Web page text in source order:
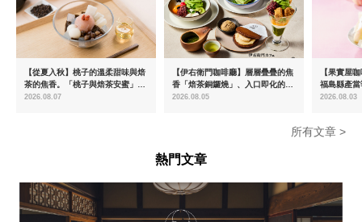
【從夏入秋】桃子的溫柔甜味與焙
茶的焦香。「桃子與焙茶安蜜」將
於8月中旬起限時販售
2026.08.07
【伊右衛門咖啡廳】層層疊疊的焦
香「焙茶銅鑼燒」、入口即化的
「宇治抹茶提拉米蘇」全新登場
2026.08.05
【果實屋
福島縣產
2026.08.03
所有文章 >
熱門文章